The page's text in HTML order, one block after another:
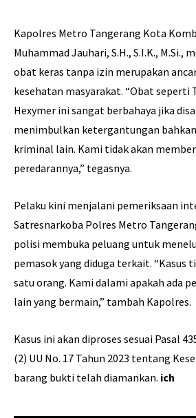
Kapolres Metro Tangerang Kota
Muhammad Jauhari, S.H., S.I.K., M.Si.,
obat keras tanpa izin merupakan
kesehatan masyarakat. “Obat seperti
Hexymer ini sangat berbahaya jika
menimbulkan ketergantungan
kriminal lain. Kami tidak akan
peredarannya,” tegasnya.
Pelaku kini menjalani pemeriksaan
Satresnarkoba Polres Metro
polisi membuka peluang untuk
pemasok yang diduga terkait. “Kasus
satu orang. Kami dalami apakah ada
lain yang bermain,” tambah Kapolres.
Kasus ini akan diproses sesuai Pasal
(2) UU No. 17 Tahun 2023 tentang
barang bukti telah diamankan. ich